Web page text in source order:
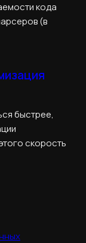
кода
(в
быстрее,
скорость